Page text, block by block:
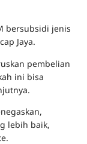
bersubsidi jenis
Jaya.
pembelian
ini bisa
lebih baik,